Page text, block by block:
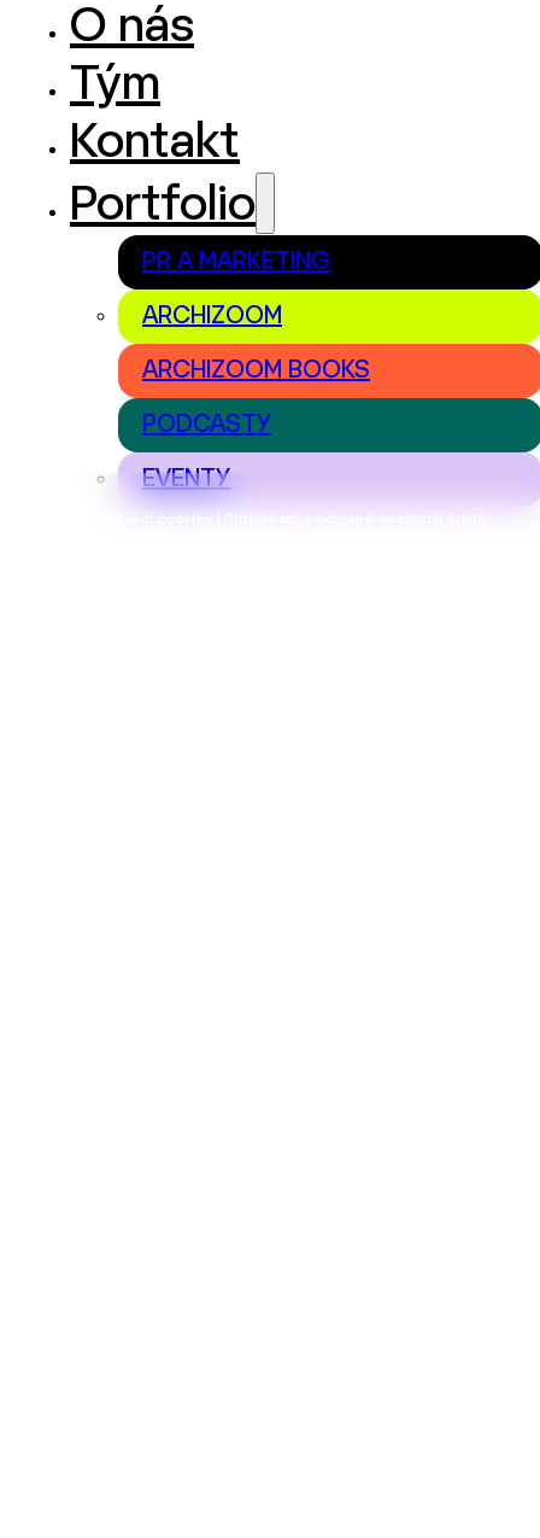
Nastavení cookies | Prohlášení o ochraně osobních údajů
O nás
Tým
Kontakt
Portfolio
PR A MARKETING
ARCHIZOOM
ARCHIZOOM BOOKS
PODCASTY
EVENTY